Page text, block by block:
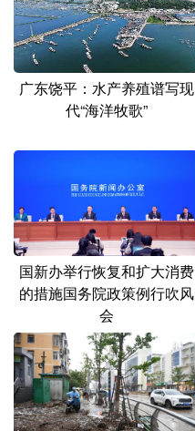
广东饶平：水产养殖谱写现
代“海洋牧歌”
国新办举行恢复和扩大消费
的措施国务院政策例行吹风
会